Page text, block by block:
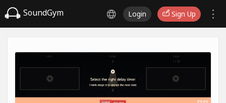
SoundGym Login Sign Up